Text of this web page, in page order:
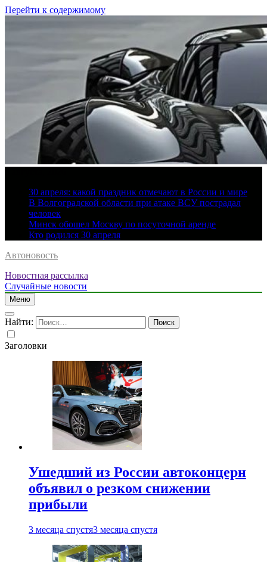
Перейти к содержимому
30 апреля: какой праздник отмечают в России и мире
В Волгоградской области при атаке ВСУ пострадал
человек
Минск обошел Москву по посуточной аренде
Кто родился 30 апреля
Автоновость
Новостная рассылка
Случайные новости
Меню
Найти:
Заголовки
Ушедший из России автоконцерн
объявил о резком снижении
прибыли
3 месяца спустя3 месяца спустя